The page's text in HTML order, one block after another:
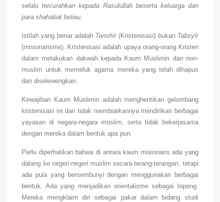
selalu tercurahkan kepada Rasulullah beserta keluarga dan
para shahabat beliau.
Istilah yang benar adalah Tanshîr(Kristenisasi) bukan Tabsyîr
(misionarisme). Kristenisasi adalah upaya orang-orang Kristen
dalam melakukan dakwah kepada Kaum Muslimin dan non-
muslim untuk memeluk agama mereka yang telah dihapus
dan diselewengkan.
Kewajiban Kaum Muslimin adalah menghentikan gelombang
kristenisasi ini dan tidak membiarkannya mendirikan berbagai
yayasan di negara-negara muslim, serta tidak bekerjasama
dengan mereka dalam bentuk apa pun.
Perlu diperhatikan bahwa di antara kaum misionaris ada yang
datang ke negeri-negeri muslim secara terang-terangan, tetapi
ada pula yang bersembunyi dengan menggunakan berbagai
bentuk. Ada yang menjadikan orientalisme sebagai topeng.
Mereka mengklaim diri sebagai pakar dalam bidang studi